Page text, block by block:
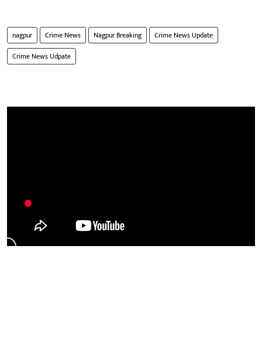
nagpur Crime News Nagpur Breaking
Crime News Update
Crime News Udpate